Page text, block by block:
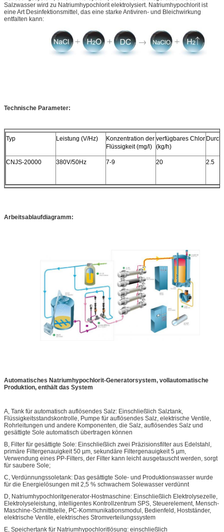
Salzwasser wird zu Natriumhypochlorit elektrolysiert. Natriumhypochlorit ist
eine Art Desinfektionsmittel, das eine starke Antiviren- und Bleichwirkung
entfalten kann:
Technische Parameter:
Typ Leistung (V/Hz)
Konzentration der
Flüssigkeit (mg/l)
verfügbares Chlor
(kg/h)
CNJS-20000 380V/50Hz 7-9 20 2.5
Arbeitsablaufdiagramm:
Automatisches Natriumhypochlorit-Generatorsystem, vollautomatische
Produktion, enthält das System
A, Tank für automatisch auflösendes Salz: Einschließlich Salztank,
Flüssigkeitsstandskontrolle, Pumpe für auflösendes Salz, elektrische Ventile,
Rohrleitungen und andere Komponenten, die Salz, auflösendes Salz und
gesättigte Sole automatisch übertragen können
B, Filter für gesättigte Sole: Einschließlich zwei Präzisionsfilter aus Edelstahl,
primäre Filtergenauigkeit 50 µm, sekundäre Filtergenauigkeit 5 µm,
Verwendung eines PP-Filters, der Filter kann leicht ausgetauscht werden, sorgt
für saubere Sole;
C, Verdünnungssoletank: Das gesättigte Sole- und Produktionswasser wurde
für die Energielösungen mit 2,5 % schwachem Solewasser verdünnt
D, Natriumhypochloritgenerator-Hostmaschine: Einschließlich Elektrolysezelle,
Elektrolyseleistung, intelligentes Kontrollzentrum SPS, Steuerelement, Mensch-
Maschine-Schnittstelle, PC-Kommunikationsmodul, Bedienfeld, Hostständer,
elektrische Ventile, elektrisches Stromverteilungssystem
E, Speichertank für Natriumhypochloritlösung: einschließlich